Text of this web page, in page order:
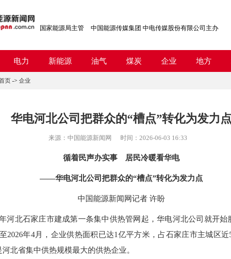
国家能源局主管 中国能源传媒集团 中电传媒股份有限公司主办
电力 新能源 油气 煤炭 企业 地方
页 -> 企业
华电河北公司把群众的“槽点”转化为发力点
来源： 中国能源新闻网 时间： 2026-06-03 16:33
循着民声办实事 居民冷暖看华电
——华电河北公司把群众的“槽点”转化为发力点
中国能源新闻网记者 许盼
河北石家庄市建成第一条集中供热管网起，华电河北公司就开始
2026年4月，企业供热面积已达1亿平方米，占石家庄市主城区近
河北省集中供热规模最大的供热企业。